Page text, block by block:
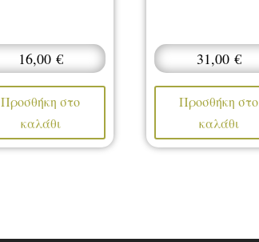
16,00 €
Προσθήκη στο
καλάθι
31,00 €
Προσθήκη στο
καλάθι